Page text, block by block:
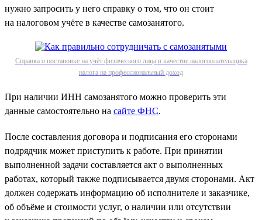
нужно запросить у него справку о том, что он стоит
на налоговом учёте в качестве самозанятого.
Справка о постановке на учёт физического лица в качестве налогоплательщика
налога на профессиональный доход
При наличии ИНН самозанятого можно проверить эти
данные самостоятельно на сайте ФНС.
После составления договора и подписания его сторонами
подрядчик может приступить к работе. При принятии
выполненной задачи составляется акт о выполненных
работах, который также подписывается двумя сторонами. Акт
должен содержать информацию об исполнителе и заказчике,
об объёме и стоимости услуг, о наличии или отсутствии